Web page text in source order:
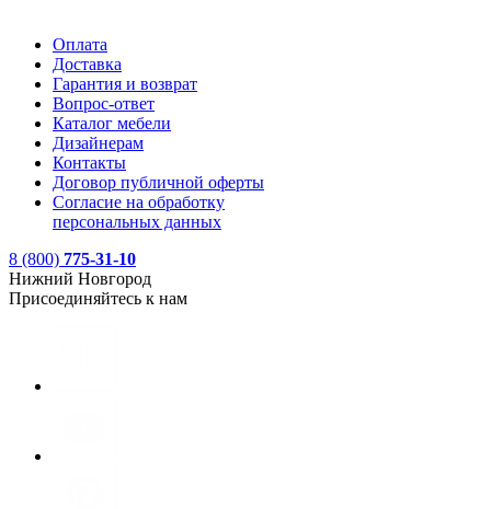
Оплата
Доставка
Гарантия и возврат
Вопрос-ответ
Каталог мебели
Дизайнерам
Контакты
Договор публичной оферты
Согласие на обработку
персональных данных
8 (800) 775-31-10
Нижний Новгород
Присоединяйтесь к нам